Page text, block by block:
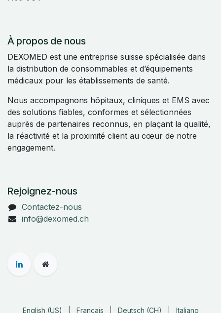
À propos de nous
DEXOMED est une entreprise suisse spécialisée dans
la distribution de consommables et d’équipements
médicaux pour les établissements de santé.
Nous accompagnons hôpitaux, cliniques et EMS avec
des solutions fiables, conformes et sélectionnées
auprès de partenaires reconnus, en plaçant la qualité,
la réactivité et la proximité client au cœur de notre
engagement.
Rejoignez-nous
Contactez-nous
info@dexomed.ch
English (US) Français Deutsch (CH) Italiano